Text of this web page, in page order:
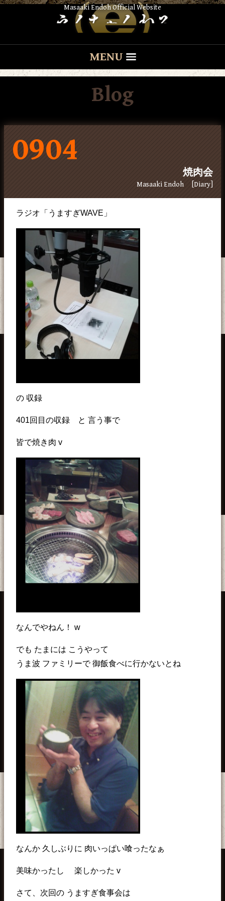
Masaaki Endoh Official Website
MENU
Blog
0904
焼肉会
Masaaki Endoh [Diary]
ラジオ「うますぎWAVE」
の 収録
401回目の収録 と 言う事で
皆で焼き肉 v
なんでやねん！ w
でも たまには こうやって
うま波 ファミリーで 御飯食べに行かないとね
なんか 久しぶりに 肉いっぱい喰ったなぁ
美味かったし 楽しかった v
さて、次回の うますぎ食事会は